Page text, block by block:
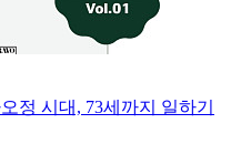
정 시대, 73세까지 일하기